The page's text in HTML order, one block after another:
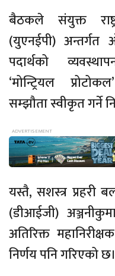
बैठकले संयुक्त
(युएनईपी) अन्तर्गत
पदार्थको
‘मोन्ट्रियल
सम्झौता स्वीकृत गर्ने
यस्तै, सशस्त्र प्रहरी
(डीआईजी)
अतिरिक्त
निर्णय पनि गरिएको छ।